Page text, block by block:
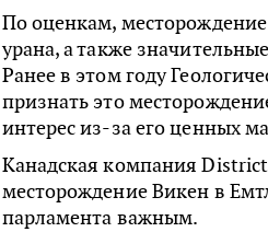
По оценкам,
урана, а также
Ранее в этом году
признать это
интерес из-за его ценных
Канадская компания
месторождение Викен в
парламента важным.